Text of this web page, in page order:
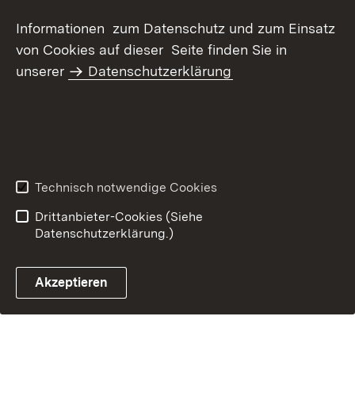
Informationen zum Datenschutz und zum Einsatz
von Cookies auf dieser Seite finden Sie in
unserer
Datenschutzerklärung
Technisch notwendige Cookies
Drittanbieter-Cookies (Siehe
Datenschutzerklärung.)
Akzeptieren